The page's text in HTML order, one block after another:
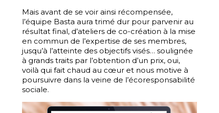
Mais avant de se voir ainsi récompensée,
l’équipe Basta aura trimé dur pour parvenir au
résultat final, d’ateliers de co-création à la mise
en commun de l’expertise de ses membres,
jusqu’à l’atteinte des objectifs visés… soulignée
à grands traits par l’obtention d’un prix, oui,
voilà qui fait chaud au cœur et nous motive à
poursuivre dans la veine de l’écoresponsabilité
sociale.